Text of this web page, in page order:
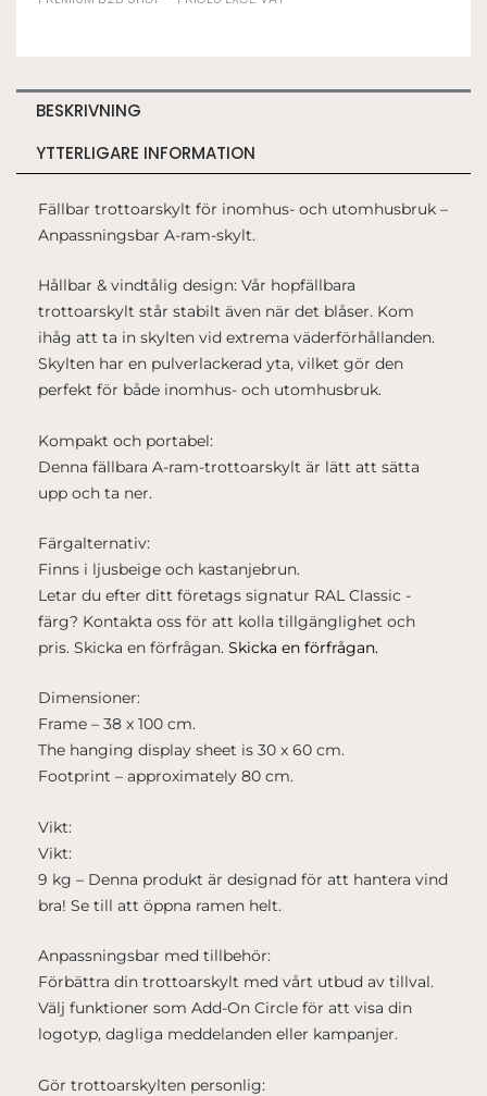
Chestnut
mängd
BESKRIVNING
YTTERLIGARE INFORMATION
Fällbar trottoarskylt för inomhus- och utomhusbruk –
Anpassningsbar A-ram-skylt.
Hållbar & vindtålig design: Vår hopfällbara
trottoarskylt står stabilt även när det blåser. Kom
ihåg att ta in skylten vid extrema väderförhållanden.
Skylten har en pulverlackerad yta, vilket gör den
perfekt för både inomhus- och utomhusbruk.
Kompakt och portabel:
Denna fällbara A-ram-trottoarskylt är lätt att sätta
upp och ta ner.
Färgalternativ:
Finns i ljusbeige och kastanjebrun.
Letar du efter ditt företags signatur RAL Classic -
färg? Kontakta oss för att kolla tillgänglighet och
pris. Skicka en förfrågan. Skicka en förfrågan.
Dimensioner:
Frame – 38 x 100 cm.
The hanging display sheet is 30 x 60 cm.
Footprint – approximately 80 cm.
Vikt:
Vikt:
9 kg – Denna produkt är designad för att hantera vind
bra! Se till att öppna ramen helt.
Anpassningsbar med tillbehör:
Förbättra din trottoarskylt med vårt utbud av tillval.
Välj funktioner som Add-On Circle för att visa din
logotyp, dagliga meddelanden eller kampanjer.
Gör trottoarskylten personlig: